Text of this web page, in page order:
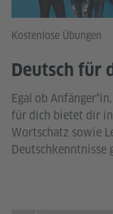
Kostenlose Übungen
Deutsch für
Egal ob
für dich bietet dir
Wortschatz sowie
Deutschkenntnisse